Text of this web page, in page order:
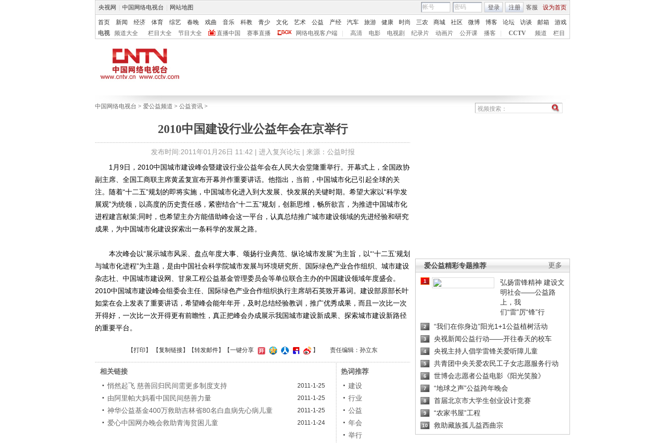
央视网 中国网络电视台 网站地图 客服 设为首页
登录 注册
首页 新闻 经济 体育 综艺 春晚 戏曲 音乐 科教 青少 文化 艺术 公益 产经 汽车 旅游 健康 时尚 三农 商城 社区 微博 博客 论坛 访谈 邮箱
游戏
电视
频道大全 栏目大全 节目大全 直播中国 赛事直播 网络电视客户端 高清 电影 电视剧 纪录片 动画片 公开课 播客 CCTV 频道 栏目
中国网络电视台 > 爱公益频道 > 公益资讯 >
2010中国建设行业公益年会在京举行
发布时间:2011年01月26日 11:42 | 进入复兴论坛| 来源：公益时报
更多
爱公益精彩专题推荐
1
弘扬雷锋精神 建设文
明社会——公益路
上，我
们“雷”厉“锋”行
2 “我们在你身边”阳光1+1公益植树活动
3 央视新闻公益行动——开往春天的校车
4 央视主持人倡学雷锋关爱听障儿童
5 共青团中央关爱农民工子女志愿服务行动
6 世博会志愿者公益电影《阳光笑脸》
7 “地球之声”公益跨年晚会
8 首届北京市大学生创业设计竞赛
9 “农家书屋”工程
10 救助藏族孤儿益西曲宗
1月9日，2010中国城市建设峰会暨建设行业公益年会在人民大会堂隆重举行。开幕式上，全国政协
副主席、全国工商联主席黄孟复宣布开幕并作重要讲话。他指出，当前，中国城市化已引起全球的关
注。随着“十二五”规划的即将实施，中国城市化进入到大发展、快发展的关键时期。希望大家以“科学发
展观”为统领，以高度的历史责任感，紧密结合“十二五”规划，创新思维，畅所欲言，为推进中国城市化
进程建言献策;同时，也希望主办方能借助峰会这一平台，认真总结推广城市建设领域的先进经验和研究
成果，为中国城市化建设探索出一条科学的发展之路。
本次峰会以“展示城市风采、盘点年度大事、颂扬行业典范、纵论城市发展”为主旨，以“‘十二五’规划
与城市化进程”为主题，是由中国社会科学院城市发展与环境研究所、国际绿色产业合作组织、城市建设
杂志社、中国城市建设网、甘泉工程公益基金管理委员会等单位联合主办的中国建设领域年度盛会。
2010中国城市建设峰会组委会主任、国际绿色产业合作组织执行主席胡石英致开幕词。建设部原部长叶
如棠在会上发表了重要讲话，希望峰会能年年开，及时总结经验教训，推广优秀成果，而且一次比一次
开得好，一次比一次开得更有前瞻性，真正把峰会办成展示我国城市建设新成果、探索城市建设新路径
的重要平台。
【打印 】 【复制链接】【转发邮件】 【一键分享 】 责任编辑：孙立东
相关链接
悄然起飞 慈善回归民间需更多制度支持
2011-1-25
由阿里帕大妈看中国民间慈善力量 2011-1-25
神华公益基金400万救助吉林省80名白血病先心病儿童 2011-1-25
爱心中国网办晚会救助青海贫困儿童 2011-1-24
热词推荐
建设
行业
公益
年会
举行